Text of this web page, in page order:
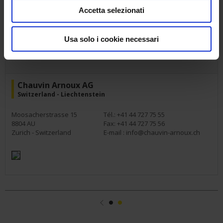
Accetta selezionati
Usa solo i cookie necessari
C/ Roger de Flor n°293 - 1a
Planta
08025
Tél.: +34 902 20 22 26
Fax: +34 934 59 14 43
Chauvin Arnoux AG
Switzerland - Liechtenstein
Moosacherstrasse 15
8804 AU
Zurich - Switzerland
Tél.: +41 44 727 75 55
Fax: +41 44 727 75 56
E-mail : info@chauvin-arnoux.ch